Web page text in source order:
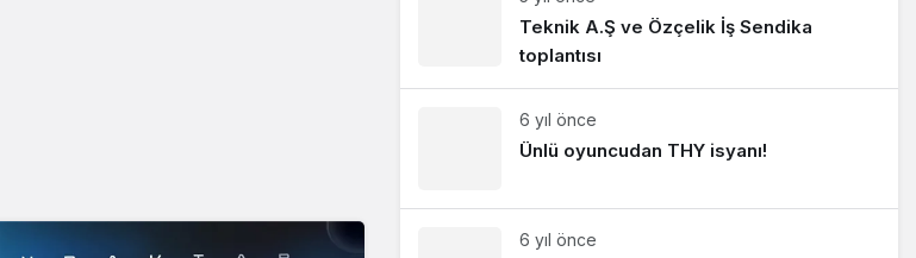
Teknik A.Ş ve Özçelik İş Sendika
toplantısı
6 yıl önce
Ünlü oyuncudan THY isyanı!
6 yıl önce